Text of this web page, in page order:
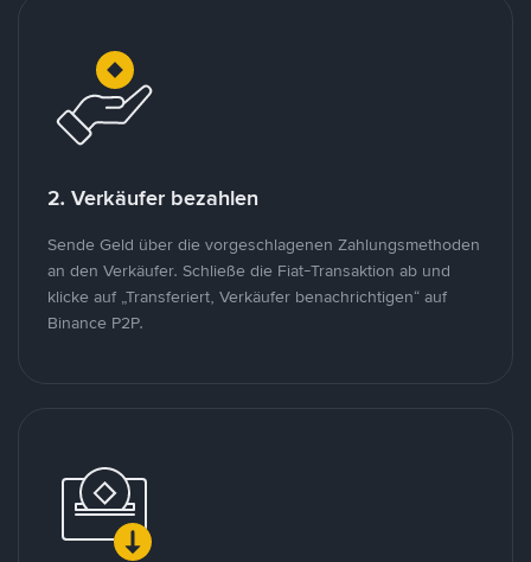
2. Verkäufer bezahlen
Sende Geld über die vorgeschlagenen Zahlungsmethoden
an den Verkäufer. Schließe die Fiat-Transaktion ab und
klicke auf „Transferiert, Verkäufer benachrichtigen“ auf
Binance P2P.